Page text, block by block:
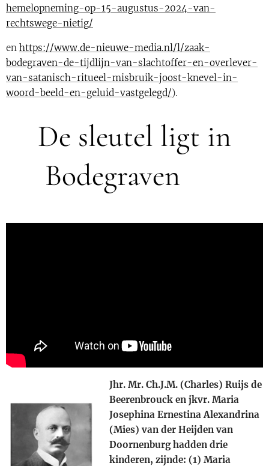
hemelopneming-op-15-augustus-2024-van-
rechtswege-nietig/
en https://www.de-nieuwe-media.nl/l/zaak-
bodegraven-de-tijdlijn-van-slachtoffer-en-overlever-
van-satanisch-ritueel-misbruik-joost-knevel-in-
woord-beeld-en-geluid-vastgelegd/).
De sleutel ligt in
Bodegraven 🗝
Jhr. Mr. Ch.J.M. (Charles) Ruijs de
Beerenbrouck en jkvr. Maria
Josephina Ernestina Alexandrina
(Mies) van der Heijden van
Doornenburg hadden drie
kinderen, zijnde: (1) Maria